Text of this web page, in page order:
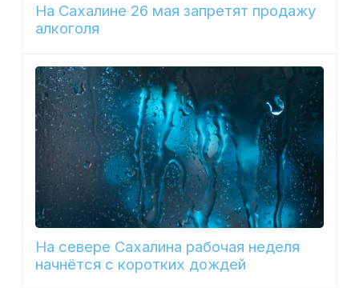
На Сахалине 26 мая запретят продажу
алкоголя
На севере Сахалина рабочая неделя
начнётся с коротких дождей